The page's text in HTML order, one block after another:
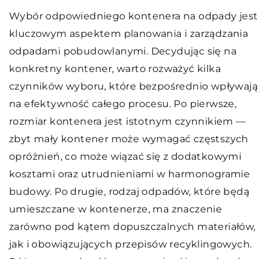
Wybór odpowiedniego kontenera na odpady jest
kluczowym aspektem planowania i zarządzania
odpadami pobudowlanymi. Decydując się na
konkretny kontener, warto rozważyć kilka
czynników wyboru, które bezpośrednio wpływają
na efektywność całego procesu. Po pierwsze,
rozmiar kontenera jest istotnym czynnikiem —
zbyt mały kontener może wymagać częstszych
opróżnień, co może wiązać się z dodatkowymi
kosztami oraz utrudnieniami w harmonogramie
budowy. Po drugie, rodzaj odpadów, które będą
umieszczane w kontenerze, ma znaczenie
zarówno pod kątem dopuszczalnych materiałów,
jak i obowiązujących przepisów recyklingowych.